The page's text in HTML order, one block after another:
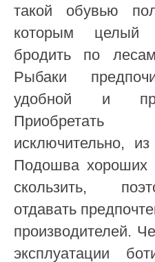
такой обувью
которым целый
бродить по
Рыбаки
удобной и
исключительно,
Подошва хороших
скользить,
отдавать
производителей.
эксплуатации